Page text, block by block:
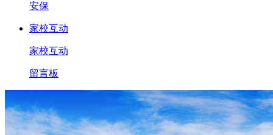
安保
家校互动
家校互动
留言板